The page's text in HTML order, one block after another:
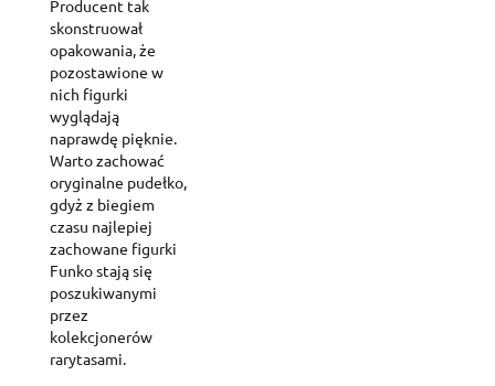
Producent tak
skonstruował
opakowania, że
pozostawione w
nich figurki
wyglądają
naprawdę pięknie.
Warto zachować
oryginalne pudełko,
gdyż z biegiem
czasu najlepiej
zachowane figurki
Funko stają się
poszukiwanymi
przez
kolekcjonerów
rarytasami.